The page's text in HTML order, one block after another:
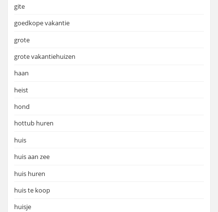
gite
goedkope vakantie
grote
grote vakantiehuizen
haan
heist
hond
hottub huren
huis
huis aan zee
huis huren
huis te koop
huisje